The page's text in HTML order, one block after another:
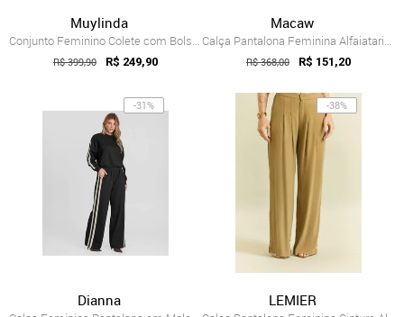
Muylinda
Conjunto Feminino Colete com Bolsos botõ...
R$ 399,90 R$ 249,90
Macaw
Calça Pantalona Feminina Alfaiataria Cin...
R$ 368,00 R$ 151,20
-31%
Dianna
-38%
LEMIER